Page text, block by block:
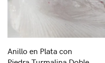
Anillo en Plata con